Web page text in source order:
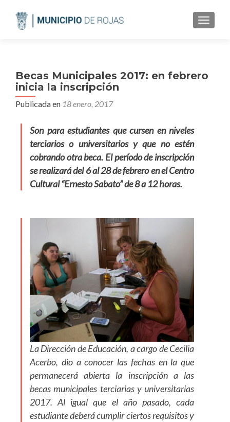
Becas Municipales 2017: en febrero
inicia la inscripción
Publicada en 18 enero, 2017
Son para estudiantes que cursen en niveles
terciarios o universitarios y que no estén
cobrando otra beca. El período de inscripción
se realizará del 6 al 28 de febrero en el Centro
Cultural “Ernesto Sabato” de 8 a 12 horas.
La Dirección de Educación, a cargo de Cecilia
Acerbo, dio a conocer las fechas en la que
permanecerá abierta la inscripción a las
becas municipales terciarias y universitarias
2017. Al igual que el año pasado, cada
estudiante deberá cumplir ciertos requisitos y